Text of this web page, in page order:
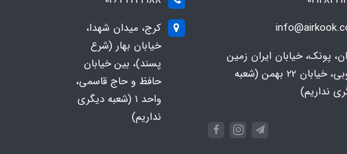
پونک، خیابان ایران زمین
جنوبی، خیابان 22 بهمن (شعبه
نداریم)
کرج، میدان شهدا،
خیابان بهار (شرع
پسند)، بین خیابان
حافظ و حاج قاسمی،
واحد ۱ (شعبه دیگری
نداریم)